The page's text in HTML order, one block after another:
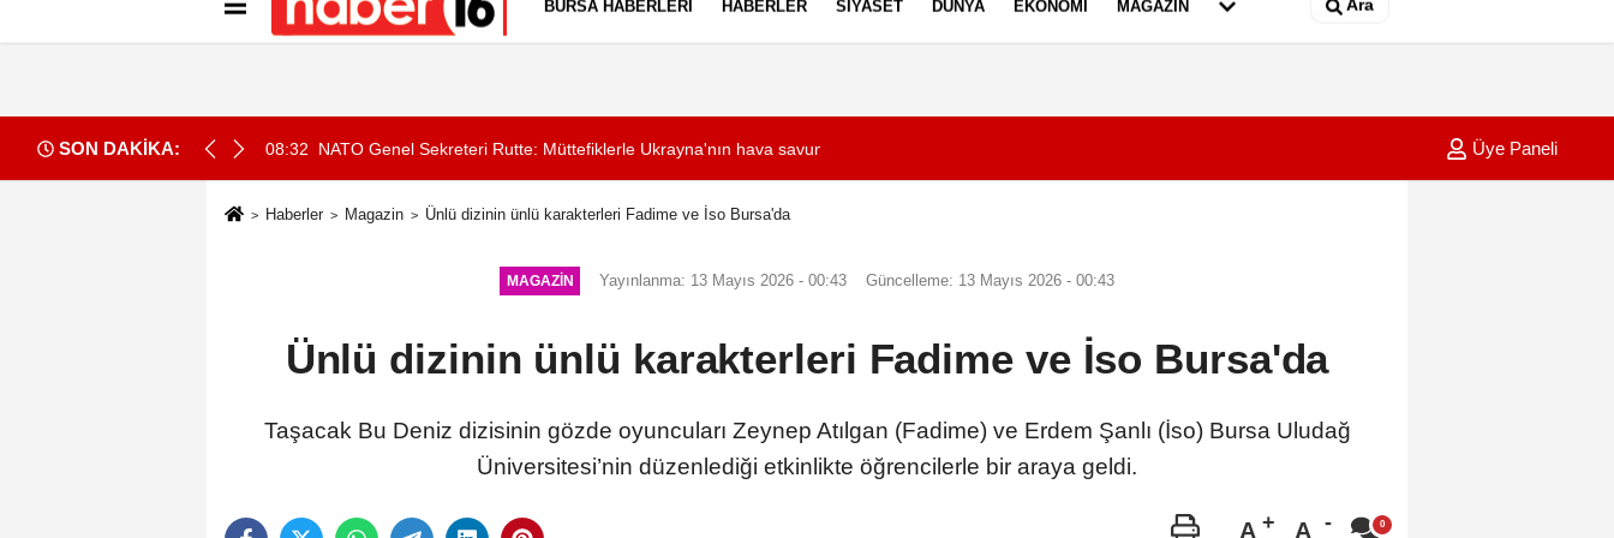
İletişim Gizlilik İlkeleri
BURSA HABERLERI HABERLER SIYASET DÜNYA EKONOMI MAGAZIN Ara
SON DAKİKA:
10 gün süreyle yasaklandı 08:32 NATO Genel Sekreteri Rutte: Müttefiklerle Ukrayna'nın hava savunma ihtiyaçlarını görüştük 08:11
Üye Paneli
Haberler Magazin Ünlü dizinin ünlü karakterleri Fadime ve İso Bursa'da
MAGAZIN Yayınlanma: 13 Mayıs 2026 - 00:43 Güncelleme: 13 Mayıs 2026 - 00:43
Ünlü dizinin ünlü karakterleri Fadime ve İso Bursa'da
Taşacak Bu Deniz dizisinin gözde oyuncuları Zeynep Atılgan (Fadime) ve Erdem Şanlı (İso) Bursa Uludağ
Üniversitesi’nin düzenlediği etkinlikte öğrencilerle bir araya geldi.
A A